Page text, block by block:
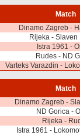
Match
Dinamo Zagreb -
Rijeka - Slaven
Istra 1961 -
Rudes - ND
Varteks Varazdin -
Match
Dinamo Zagreb -
ND Gorica -
Rijeka -
Istra 1961 -